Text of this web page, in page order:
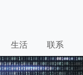
生活 联系